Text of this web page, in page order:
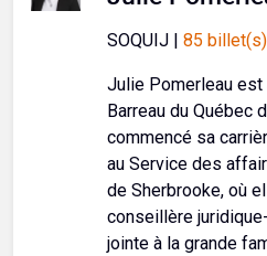
SOQUIJ |85 billet(s)
Julie Pomerleau est
Barreau du Québec
commencé sa
au Service des
de Sherbrooke, où
conseillère
jointe à la grande